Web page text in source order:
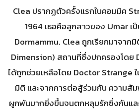
Clea ปรากฏตัวครั้งแรกในคอมมิค
1964 เธอคือลูกสาวของ Umar
Dormammu. Clea ถูกเรียกมาจาก
Dimension) สถานที่ซึ่งปกครองโดย
ได้ถูกช่วยเหลือโดย Doctor Strange
มิติ และจากการต่อสู้ร่วมกัน ความ
ผูกพันมากยิ่งขึ้นจนตกหลุมรักซึ่งกันแล